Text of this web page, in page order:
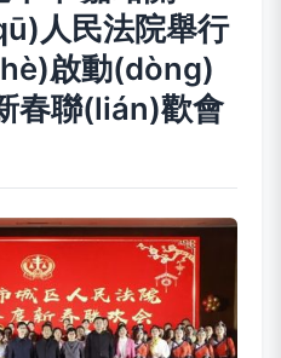
人民法院舉行
啟動(dòng)
春聯(lián)歡會